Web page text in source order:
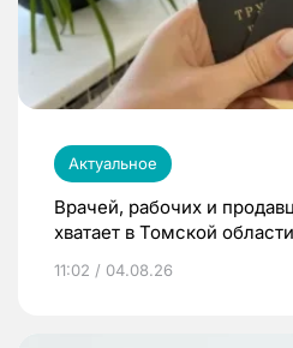
Актуальное
Врачей, рабочих и
хватает в Томской области
11:02 / 04.08.26